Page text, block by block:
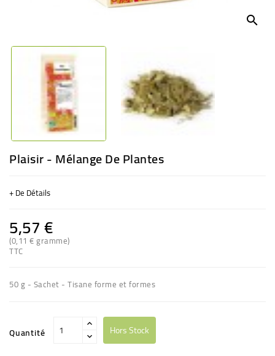
search
Plaisir - Mélange De Plantes
+ De Détails
5,57 €
(0,11 € gramme)
TTC
50 g - Sachet - Tisane forme et formes
Quantité Hors Stock